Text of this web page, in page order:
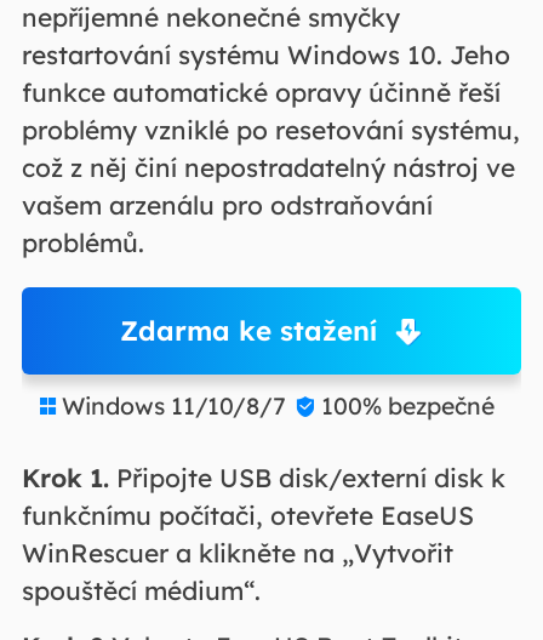
nepříjemné nekonečné smyčky
restartování systému Windows 10. Jeho
funkce automatické opravy účinně řeší
problémy vzniklé po resetování systému,
což z něj činí nepostradatelný nástroj ve
vašem arzenálu pro odstraňování
problémů.
Zdarma ke stažení
 Windows 11/10/8/7  100% bezpečné
Krok 1.Připojte USB disk/externí disk k
funkčnímu počítači, otevřete EaseUS
WinRescuer a klikněte na „Vytvořit
spouštěcí médium“.